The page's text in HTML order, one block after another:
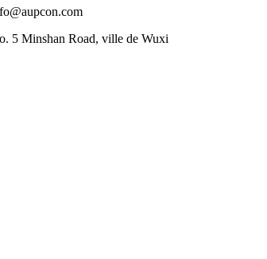
5 Minshan Road, ville de Wuxi